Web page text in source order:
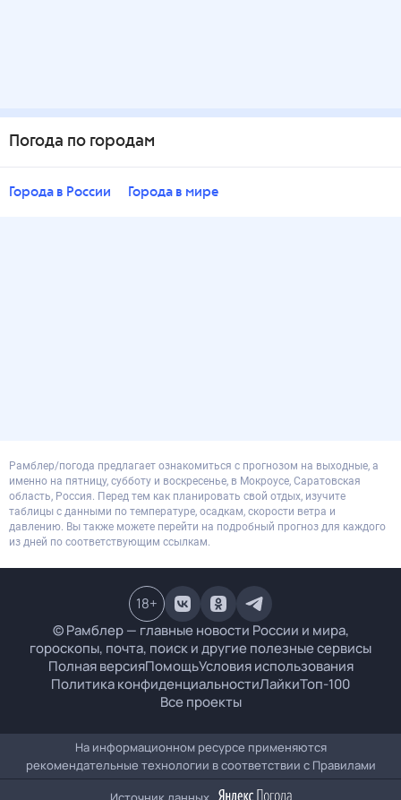
Погода по городам
Города в России Города в мире
Рамблер/погода предлагает ознакомиться с прогнозом на выходные, а
именно на пятницу, субботу и воскресенье, в Мокроусе, Саратовская
область, Россия. Перед тем как планировать свой отдых, изучите
таблицы с данными по температуре, осадкам, скорости ветра и
давлению. Вы также можете перейти на подробный прогноз для каждого
из дней по соответствующим ссылкам.
© Рамблер — главные новости России и мира,
гороскопы, почта, поиск и другие полезные сервисы
Полная версияПомощьУсловия использования
Политика конфиденциальностиЛайкиТоп-100
Все проекты
18+
На информационном ресурсе применяются
рекомендательные технологии в соответствии с Правилами